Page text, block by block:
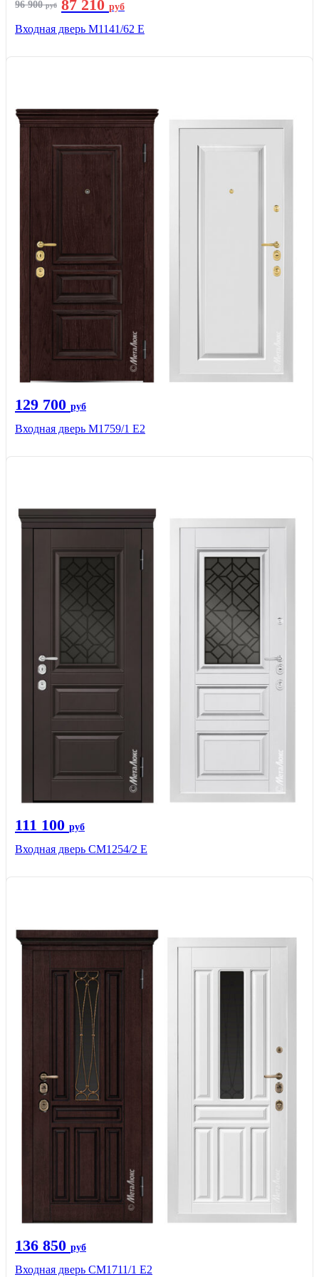
96 900руб 87 210 руб
Входная дверь М1141/62 Е
129 700 руб
Входная дверь М1759/1 Е2
111 100 руб
Входная дверь СМ1254/2 E
136 850 руб
Входная дверь CМ1711/1 Е2